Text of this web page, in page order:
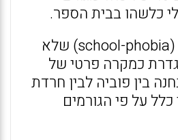
כלשהו בבית הספר.
פוביית בית הספר (school-phobia) שלא
כמקרה פרטי של
בין פוביה לבין חרדת
על פי הגורמים